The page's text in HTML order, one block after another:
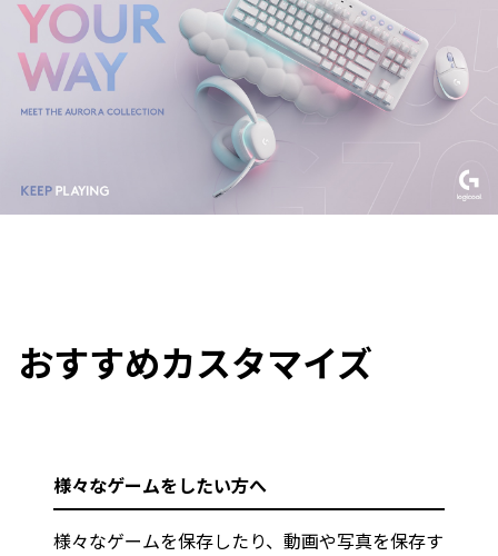
おすすめカスタマイズ
様々なゲームをしたい方へ
様々なゲームを保存したり、動画や写真を保存す